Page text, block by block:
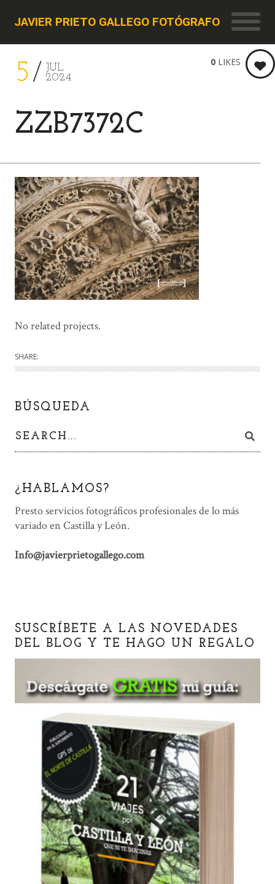
JAVIER PRIETO GALLEGO FOTÓGRAFO
5
JUL
2024
ZZB7372C
0 LIKES
No related projects.
SHARE:
BÚSQUEDA
¿HABLAMOS?
Presto servicios fotográficos profesionales de lo más
variado en Castilla y León.
Info@javierprietogallego.com
SUSCRÍBETE A LAS NOVEDADES
DEL BLOG Y TE HAGO UN REGALO